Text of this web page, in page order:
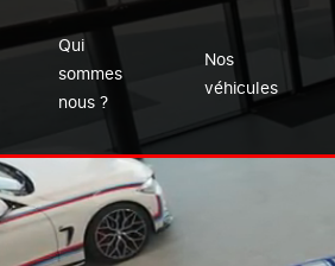
Qui
sommes
nous ?
Nos
véhicules